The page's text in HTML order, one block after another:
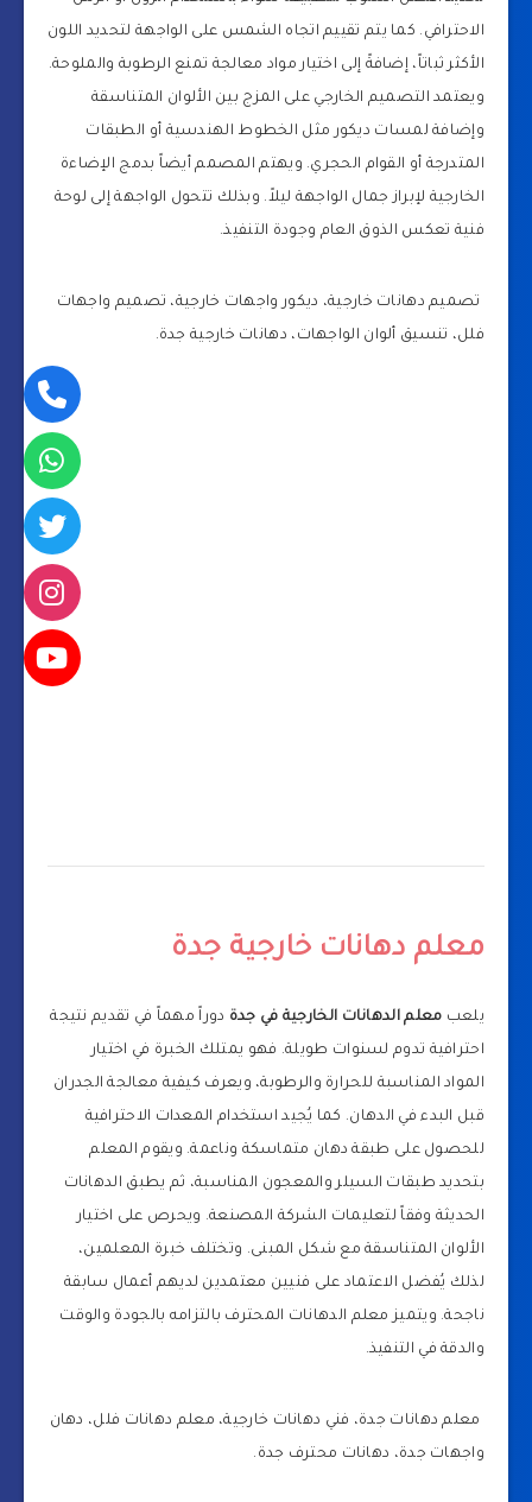
الاحترافي. كما يتم تقييم اتجاه الشمس على الواجهة لتحديد اللون
الأكثر ثباتاً، إضافةً إلى اختيار مواد معالجة تمنع الرطوبة والملوحة.
ويعتمد التصميم الخارجي على المزج بين الألوان المتناسقة
وإضافة لمسات ديكور مثل الخطوط الهندسية أو الطبقات
المتدرجة أو القوام الحجري. ويهتم المصمم أيضاً بدمج الإضاءة
الخارجية لإبراز جمال الواجهة ليلاً. وبذلك تتحول الواجهة إلى لوحة
فنية تعكس الذوق العام وجودة التنفيذ.
تصميم دهانات خارجية، ديكور واجهات خارجية، تصميم واجهات
فلل، تنسيق ألوان الواجهات، دهانات خارجية جدة.
معلم دهانات خارجية جدة
يلعب معلم الدهانات الخارجية في جدة دوراً مهماً في تقديم نتيجة
احترافية تدوم لسنوات طويلة. فهو يمتلك الخبرة في اختيار
المواد المناسبة للحرارة والرطوبة، ويعرف كيفية معالجة الجدران
قبل البدء في الدهان. كما يُجيد استخدام المعدات الاحترافية
للحصول على طبقة دهان متماسكة وناعمة. ويقوم المعلم
بتحديد طبقات السيلر والمعجون المناسبة، ثم يطبق الدهانات
الحديثة وفقاً لتعليمات الشركة المصنعة. ويحرص على اختيار
الألوان المتناسقة مع شكل المبنى. وتختلف خبرة المعلمين،
لذلك يُفضل الاعتماد على فنيين معتمدين لديهم أعمال سابقة
ناجحة. ويتميز معلم الدهانات المحترف بالتزامه بالجودة والوقت
والدقة في التنفيذ.
معلم دهانات جدة، فني دهانات خارجية، معلم دهانات فلل، دهان
واجهات جدة، دهانات محترف جدة.